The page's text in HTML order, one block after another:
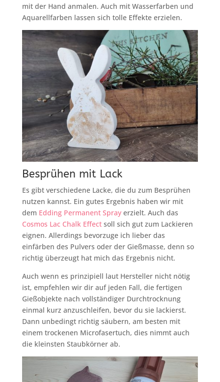
mit der Hand anmalen. Auch mit Wasserfarben und
Aquarellfarben lassen sich tolle Effekte erzielen.
Besprühen mit Lack
Es gibt verschiedene Lacke, die du zum Besprühen
nutzen kannst. Ein gutes Ergebnis haben wir mit
dem Edding Permanent Sprayerzielt. Auch das
Cosmos Lac Chalk Effectsoll sich gut zum Lackieren
eignen. Allerdings bevorzuge ich lieber das
einfärben des Pulvers oder der Gießmasse, denn so
richtig überzeugt hat mich das Ergebnis nicht.
Auch wenn es prinzipiell laut Hersteller nicht nötig
ist, empfehlen wir dir auf jeden Fall, die fertigen
Gießobjekte nach vollständiger Durchtrocknung
einmal kurz anzuschleifen, bevor du sie lackierst.
Dann unbedingt richtig säubern, am besten mit
einem trockenen Microfasertuch, dies nimmt auch
die kleinsten Staubkörner ab.